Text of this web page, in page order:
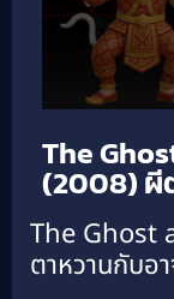
The
(2008) ผี
The Ghost
ตาหวานกับอ